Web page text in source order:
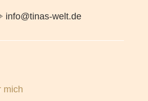
info@tinas-welt.de
mich